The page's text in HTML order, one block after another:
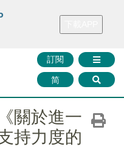
財華證券 媒體矩陣
訂閱
简
關於進一
持力度的